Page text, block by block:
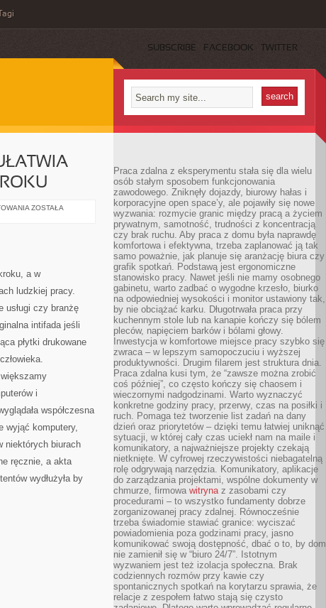
Tagi
SUBSCRIBE FACEBOOK TWITTER
NAJNOWOCZEŚNIEJSZA
ZOSTAŁA
a w
ludzkiej pracy.
usługi czy branżę
intifada jeśli
płytki drukowane
i
współczesna
wyjąć komputery,
niektórych biurach
ręcznie, a akta
wydłużyła by
Praca zdalna z eksperymentu stała się dla wielu
osób stałym sposobem funkcjonowania
zawodowego. Zniknęły dojazdy, biurowy hałas i
korporacyjne open space’y, ale pojawiły się nowe
wyzwania: rozmycie granic między pracą a życiem
prywatnym, samotność, trudności z koncentracją
czy brak ruchu. Aby praca z domu była naprawdę
komfortowa i efektywna, trzeba zaplanować ją tak
samo poważnie, jak planuje się aranżację biura czy
grafik spotkań. Podstawą jest ergonomiczne
stanowisko pracy. Nawet jeśli nie mamy osobnego
gabinetu, warto zadbać o wygodne krzesło, biurko
na odpowiedniej wysokości i monitor ustawiony tak,
by nie obciążać karku. Długotrwała praca przy
kuchennym stole lub na kanapie kończy się bólem
pleców, napięciem barków i bólami głowy.
Inwestycja w komfortowe miejsce pracy szybko się
zwraca – w lepszym samopoczuciu i wyższej
produktywności. Drugim filarem jest struktura dnia.
Praca zdalna kusi tym, że “zawsze można zrobić
coś później”, co często kończy się chaosem i
wieczornymi nadgodzinami. Warto wyznaczyć
konkretne godziny pracy, przerwy, czas na posiłki i
ruch. Pomaga też tworzenie list zadań na dany
dzień oraz priorytetów – dzięki temu łatwiej uniknąć
sytuacji, w której cały czas uciekł nam na maile i
komunikatory, a najważniejsze projekty czekają
nietknięte. W cyfrowej rzeczywistości niebagatelną
rolę odgrywają narzędzia. Komunikatory, aplikacje
do zarządzania projektami, wspólne dokumenty w
chmurze, firmowa witrynaz zasobami czy
procedurami – to wszystko fundamenty dobrze
zorganizowanej pracy zdalnej. Równocześnie
trzeba świadomie stawiać granice: wyciszać
powiadomienia poza godzinami pracy, jasno
komunikować swoją dostępność, dbać o to, by dom
nie zamienił się w “biuro 24/7”. Istotnym
wyzwaniem jest też izolacja społeczna. Brak
codziennych rozmów przy kawie czy
spontanicznych spotkań na korytarzu sprawia, że
relacje z zespołem łatwo stają się czysto